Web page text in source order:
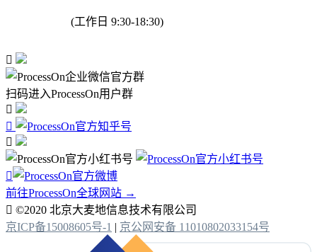
(工作日 9:30-18:30)

扫码进入ProcessOn用户群




前往ProcessOn全球网站 →
 ©2020 北京大麦地信息技术有限公司
京ICP备15008605号-1 | 京公网安备 11010802033154号